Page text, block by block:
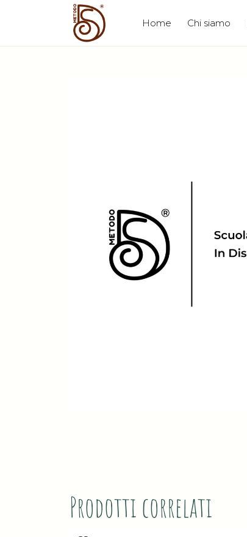
Home Chi siamo
Prodotti correlati